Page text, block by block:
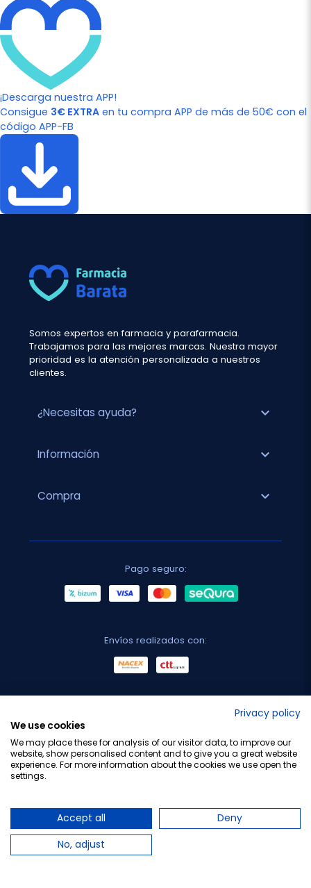
¡Descarga nuestra APP!
Consigue 3€ EXTRA en tu compra APP de más de 50€ con el
código APP-FB
Somos expertos en farmacia y parafarmacia.
Trabajamos para las mejores marcas. Nuestra mayor
prioridad es la atención personalizada a nuestros
clientes.
¿Necesitas ayuda? expand_more
Información expand_more
Compra expand_more
Pago seguro:
Envíos realizados con:
Privacy policy
We use cookies
We may place these for analysis of our visitor data, to improve our
website, show personalised content and to give you a great website
experience. For more information about the cookies we use open the
settings.
Accept all
Deny
No, adjust